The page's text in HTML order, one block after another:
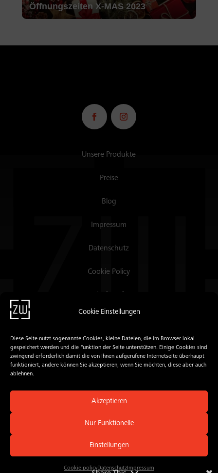
Cookie Einstellungen
Diese Seite nutzt sogenannte Cookies, kleine Dateien, die im Browser lokal
gespeichert werden und die Funktion der Seite unterstützen. Einige Cookies sind
zwingend erforderlich damit die von Ihnen aufgerufene Internetseite überhaupt
funktioniert, andere können Sie akzeptieren, wenn Sie möchten, diese aber auch
ablehnen.
Akzeptieren
Nur Funktionelle
Einstellungen
Cookie policyDatenschutz Impressum
Öffnungszeiten X-MAS 2023
Unsere Produkte
Preise
Blog
Impressum
Datenschutz
Cookie Policy
Mailcommander
PROFON